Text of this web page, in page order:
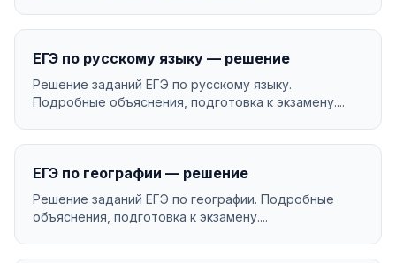
ЕГЭ по русскому языку — решение
Решение заданий ЕГЭ по русскому языку.
Подробные объяснения, подготовка к экзамену....
ЕГЭ по географии — решение
Решение заданий ЕГЭ по географии. Подробные
объяснения, подготовка к экзамену....